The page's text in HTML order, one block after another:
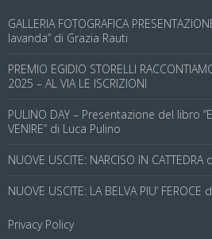
GALLERIA FOTOGRAFICA
lavanda” di Grazia Rauti
PREMIO EGIDIO STORELLI
2025 – AL VIA LE ISCRIZIONI
PULINO DAY – Presentazione del libro
VENIRE” di Luca Pulino
NUOVE USCITE: NARCISO IN
NUOVE USCITE: LA BELVA PIU’
Privacy Policy